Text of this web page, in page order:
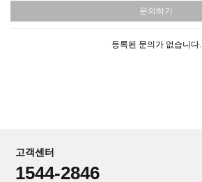
문의하기
등록된 문의가 없습니다.
고객센터
1544-2846